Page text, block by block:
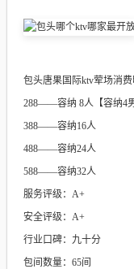
包头唐果国际ktv荤场消费
288——容纳 8人【容纳4男
388——容纳16人
488——容纳24人
588——容纳32人
服务评级：A+
安全评级：A+
行业口碑：九十分
包间数量：65间